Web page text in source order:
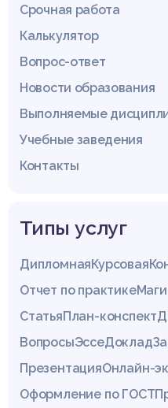
Срочная работа
Калькулятор
Вопрос-ответ
Новости образования
Выполняемые
Учебные заведения
Контакты
Типы услуг
ДипломнаяКурсовая
Отчет по практике
СтатьяПлан-конспект
ВопросыЭссеДоклад
ПрезентацияОнлайн-
Оформление по ГОСТ